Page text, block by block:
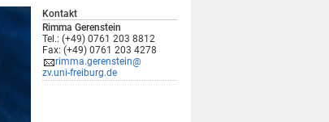
Kontakt
Rimma Gerenstein
Tel.: (+49) 0761 203 8812
Fax: (+49) 0761 203 4278
rimma.gerenstein@
zv.uni-freiburg.de